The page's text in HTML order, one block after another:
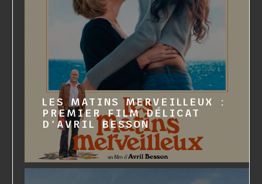
LES MATINS MERVEILLEUX :
PREMIER FILM DÉLICAT
D'AVRIL BESSON